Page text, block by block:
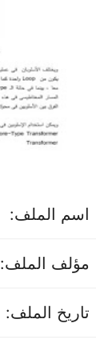
اسم الملف:
مؤلف الملف:
تاريخ الملف: